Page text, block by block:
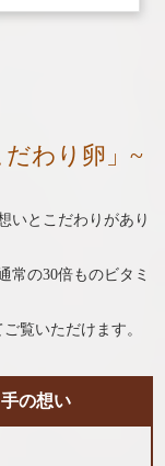
わり卵」~
いとこだわりがあり
常の30倍ものビタミ
覧いただけます。
の想い